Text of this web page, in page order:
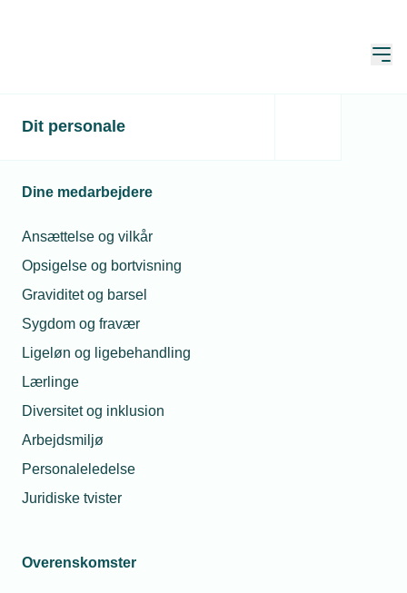
Dit personale
Dine medarbejdere
Ansættelse og vilkår
Opsigelse og bortvisning
Graviditet og barsel
Sygdom og fravær
Ligeløn og ligebehandling
Lærlinge
Diversitet og inklusion
Arbejdsmiljø
Personaleledelse
Juridiske tvister
Overenskomster
Autorisation, KLS og ISO
Sådan opnår din virksomhed autorisation
KLS-systemerne
Overtrædelse af autorisationsloven
ISO-certificering – Styrk din virksomheds
Godkendelse af andres arbejde som autoriseret
virksomhed
Brand- og sikringsteknik